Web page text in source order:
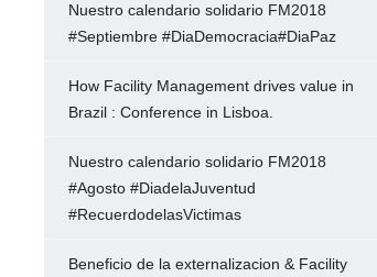
Nuestro calendario solidario FM2018
#Septiembre #DiaDemocracia#DiaPaz
How Facility Management drives value in
Brazil : Conference in Lisboa.
Nuestro calendario solidario FM2018
#Agosto #DiadelaJuventud
#RecuerdodelasVictimas
Beneficio de la externalizacion & Facility